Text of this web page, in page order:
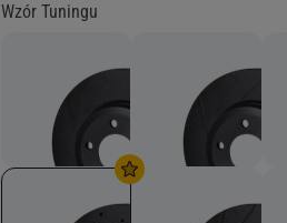
Wzór Tuningu